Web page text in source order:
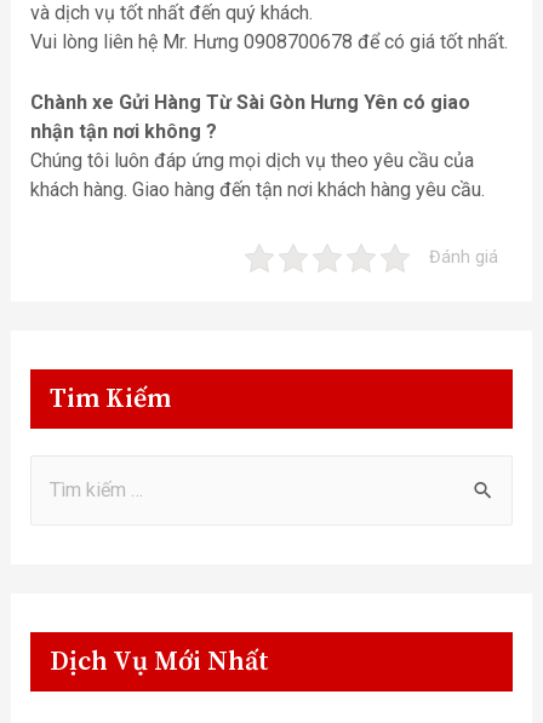
và dịch vụ tốt nhất đến quý khách.
Vui lòng liên hệ Mr. Hưng 0908700678 để có giá tốt nhất.
Chành xe Gửi Hàng Từ Sài Gòn Hưng Yêncó giao
nhận tận nơi không ?
Chúng tôi luôn đáp ứng mọi dịch vụ theo yêu cầu của
khách hàng. Giao hàng đến tận nơi khách hàng yêu cầu.
Đánh giá
Tim Kiếm
Dịch Vụ Mới Nhất